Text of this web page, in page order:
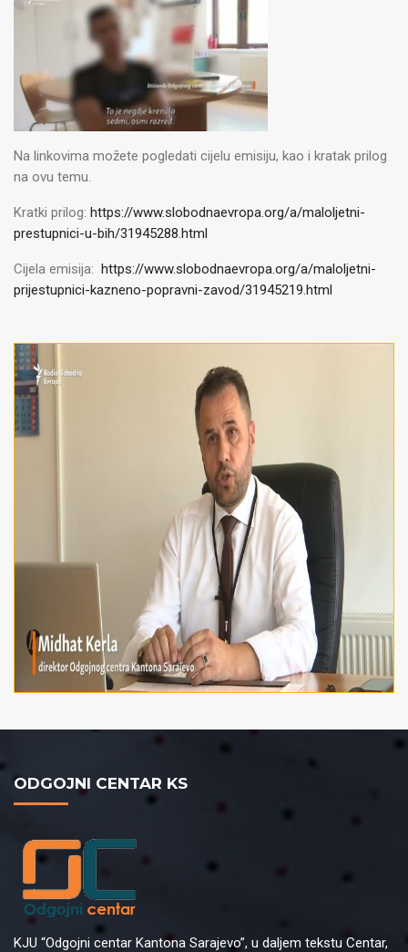
Na linkovima možete pogledati cijelu emisiju, kao i kratak prilog
na ovu temu.
Kratki prilog: https://www.slobodnaevropa.org/a/maloljetni-
prestupnici-u-bih/31945288.html
Cijela emisija: https://www.slobodnaevropa.org/a/maloljetni-
prijestupnici-kazneno-popravni-zavod/31945219.html
ODGOJNI CENTAR KS
KJU “Odgojni centar Kantona Sarajevo”, u daljem tekstu Centar,